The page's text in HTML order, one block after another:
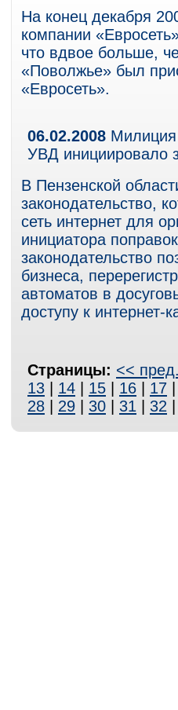
На конец декабря
компании
что вдвое больше,
«Поволжье» был
«Евросеть».
06.02.2008 Милиция
УВД инициировало
В Пензенской
законодательство,
сеть интернет для
инициатора
законодательство
бизнеса,
автоматов в
доступу к интернет-
Страницы: <<
13
14 15 16 17
28
29 30 31 32